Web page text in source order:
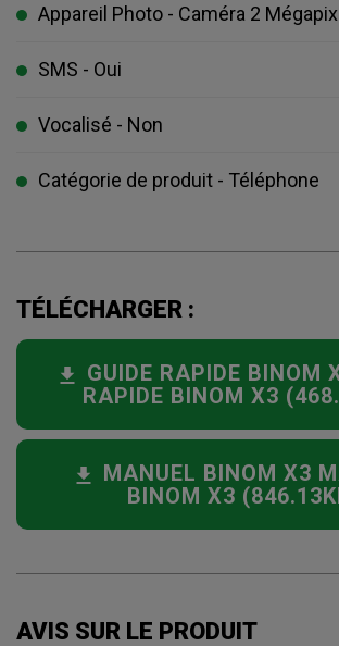
Appareil Photo - Caméra 2
SMS - Oui
Vocalisé - Non
Catégorie de produit - Téléphone
TÉLÉCHARGER :
GUIDE RAPIDE BINOM
RAPIDE BINOM X3
MANUEL BINOM X3
BINOM X3
AVIS SUR LE PRODUIT